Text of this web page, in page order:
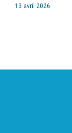
13 avril 2026